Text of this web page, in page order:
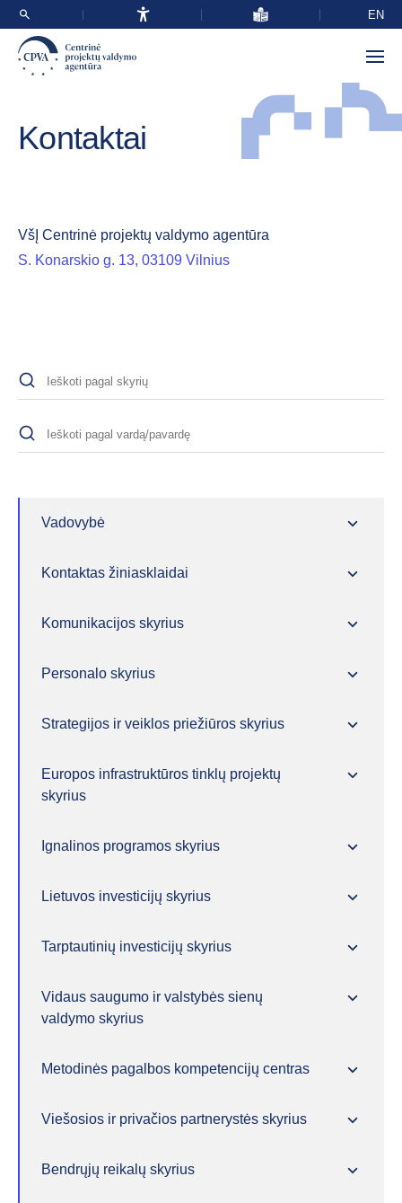
EN
Kontaktai
VšĮ Centrinė projektų valdymo agentūra
S. Konarskio g. 13, 03109 Vilnius
Vadovybė
Kontaktas žiniasklaidai
Komunikacijos skyrius
Personalo skyrius
Strategijos ir veiklos priežiūros skyrius
Europos infrastruktūros tinklų projektų
skyrius
Ignalinos programos skyrius
Lietuvos investicijų skyrius
Tarptautinių investicijų skyrius
Vidaus saugumo ir valstybės sienų
valdymo skyrius
Metodinės pagalbos kompetencijų centras
Viešosios ir privačios partnerystės skyrius
Bendrųjų reikalų skyrius